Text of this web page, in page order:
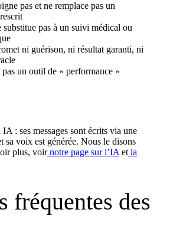
pas et ne remplace pas un
substitue pas à un suivi médical ou
ni guérison, ni résultat garanti, ni
pas un outil de « performance »
: ses messages sont écrits via une
sa voix est générée. Nous le disons
plus, voirnotre page sur l’IA et la
fréquentes des